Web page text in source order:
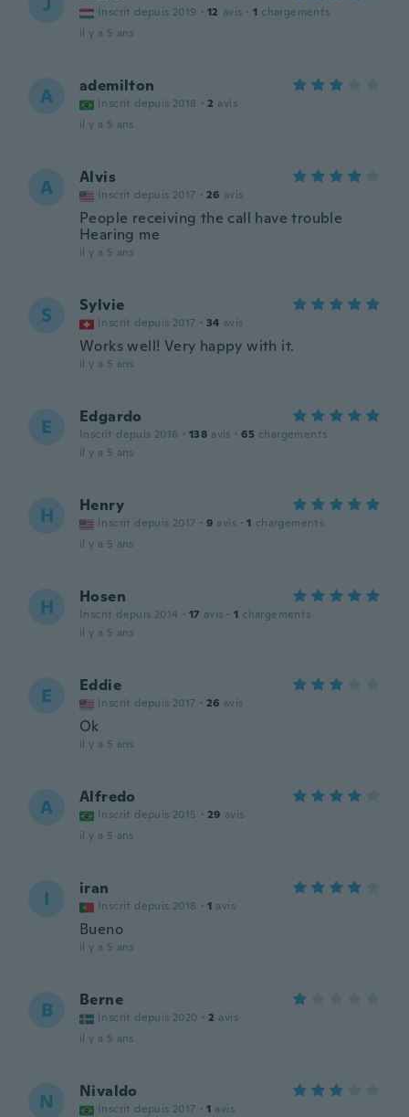
Inscrit depuis 2019 · 12 avis · 1 chargements
il y a 5 ans
A ademilton
Inscrit depuis 2018 · 2 avis
il y a 5 ans
A Alvis
Inscrit depuis 2017 · 26 avis
People receiving the call have trouble
Hearing me
il y a 5 ans
S Sylvie
Inscrit depuis 2017 · 34 avis
Works well! Very happy with it.
il y a 5 ans
E Edgardo
Inscrit depuis 2016 · 138 avis · 65 chargements
il y a 5 ans
H Henry
Inscrit depuis 2017 · 9 avis · 1 chargements
il y a 5 ans
H Hosen
Inscrit depuis 2014 · 17 avis · 1 chargements
il y a 5 ans
E Eddie
Inscrit depuis 2017 · 26 avis
Ok
il y a 5 ans
A Alfredo
Inscrit depuis 2015 · 29 avis
il y a 5 ans
I iran
Inscrit depuis 2018 · 1 avis
Bueno
il y a 5 ans
B Berne
Inscrit depuis 2020 · 2 avis
il y a 5 ans
N Nivaldo
Inscrit depuis 2017 · 1 avis